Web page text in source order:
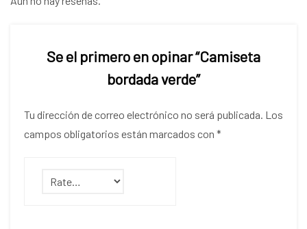
Se el primero en opinar “Camiseta
bordada verde”
Tu dirección de correo electrónico no será publicada. Los
campos obligatorios están marcados con *